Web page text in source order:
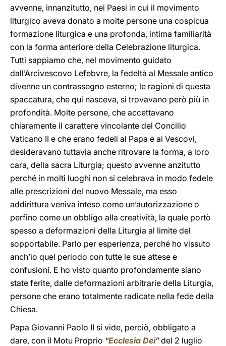
avvenne, innanzitutto, nei Paesi in cui il movimento
liturgico aveva donato a molte persone una cospicua
formazione liturgica e una profonda, intima familiarità
con la forma anteriore della Celebrazione liturgica.
Tutti sappiamo che, nel movimento guidato
dall’Arcivescovo Lefebvre, la fedeltà al Messale antico
divenne un contrassegno esterno; le ragioni di questa
spaccatura, che qui nasceva, si trovavano però più in
profondità. Molte persone, che accettavano
chiaramente il carattere vincolante del Concilio
Vaticano II e che erano fedeli al Papa e ai Vescovi,
desideravano tuttavia anche ritrovare la forma, a loro
cara, della sacra Liturgia; questo avvenne anzitutto
perché in molti luoghi non si celebrava in modo fedele
alle prescrizioni del nuovo Messale, ma esso
addirittura veniva inteso come un’autorizzazione o
perfino come un obbligo alla creatività, la quale portò
spesso a deformazioni della Liturgia al limite del
sopportabile. Parlo per esperienza, perché ho vissuto
anch’io quel periodo con tutte le sue attese e
confusioni. E ho visto quanto profondamente siano
state ferite, dalle deformazioni arbitrarie della Liturgia,
persone che erano totalmente radicate nella fede della
Chiesa.
Papa Giovanni Paolo II si vide, perciò, obbligato a
dare, con il Motu Proprio “Ecclesia Dei”del 2 luglio